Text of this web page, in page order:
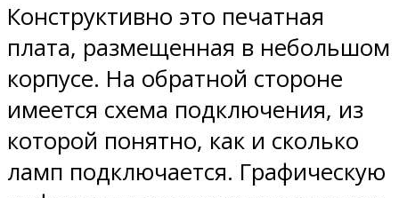
Конструктивно это печатная
плата, размещенная в небольшом
корпусе. На обратной стороне
имеется схема подключения, из
которой понятно, как и сколько
ламп подключается. Графическую